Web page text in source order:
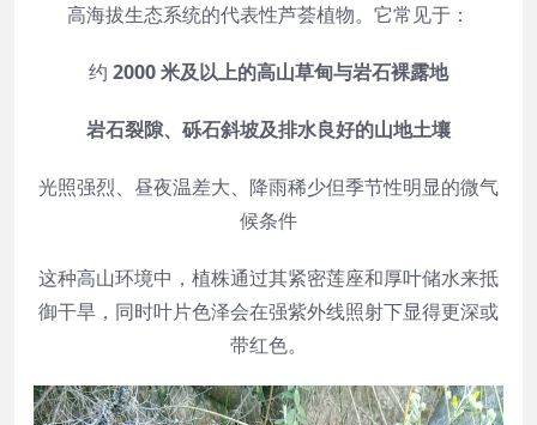
高海拔生态系统的代表性芦荟植物。它常见于：
约 2000 米及以上的高山草甸与岩石裸露地
岩石裂隙、砾石斜坡及排水良好的山地土壤
光照强烈、昼夜温差大、降雨稀少但季节性明显的微气
候条件
这种高山环境中，植株通过其紧密莲座和厚叶储水来抵
御干旱，同时叶片色泽会在强紫外线照射下显得更深或
带红色。